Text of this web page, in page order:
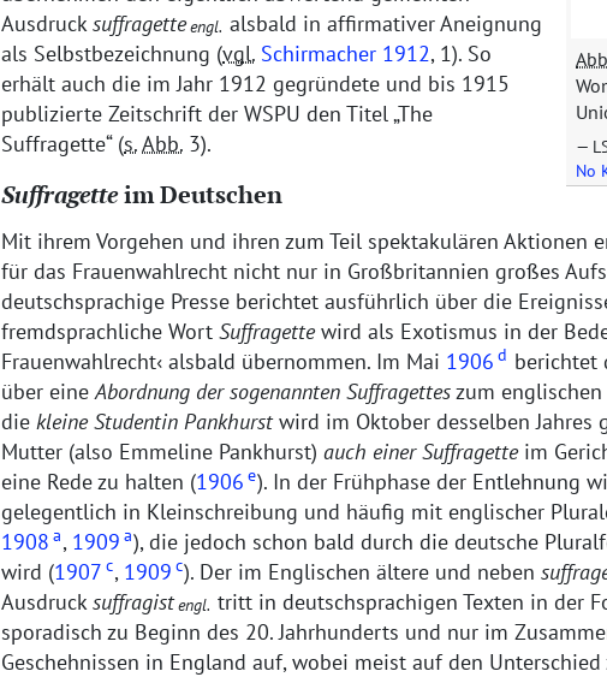
No
Ausdrucksuffragetteengl. alsbald in affirmativer Aneignung
als Selbstbezeichnung (vgl. Schirmacher 1912, 1). So
erhält auch die im Jahr 1912 gegründete und bis 1915
publizierte Zeitschrift der WSPU den Titel The
Suffragette (s.Abb. 3).
Suffragetteim Deutschen
Mit ihrem Vorgehen und ihren zum Teil spektakulären Aktionen
für das Frauenwahlrecht nicht nur in Großbritannien großes
deutschsprachige Presse berichtet ausführlich über die
fremdsprachliche Wort Suffragettewird als Exotismus in der
Frauenwahlrecht alsbald übernommen. Im Mai 1906 d berichtet
über eineAbordnung der sogenannten Suffragetteszum
die kleine Studentin Pankhurstwird im Oktober desselben Jahres
Mutter (also Emmeline Pankhurst) auch einer Suffragetteim
eine Rede zu halten (1906 e). In der Frühphase der Entlehnung
gelegentlich in Kleinschreibung und häufig mit englischer
1908 a, 1909 a), die jedoch schon bald durch die deutsche
wird (1907 c, 1909 c). Der im Englischen ältere und neben
Ausdrucksuffragistengl. tritt in deutschsprachigen Texten in der
sporadisch zu Beginn des 20. Jahrhunderts und nur im
Geschehnissen in England auf, wobei meist auf den Unterschied